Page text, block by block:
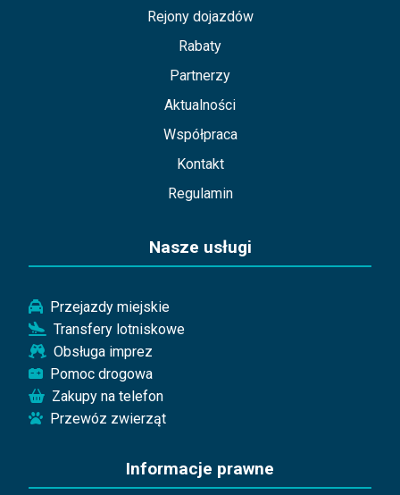
Rejony dojazdów
Rabaty
Partnerzy
Aktualności
Współpraca
Kontakt
Regulamin
Nasze usługi
Przejazdy miejskie
Transfery lotniskowe
Obsługa imprez
Pomoc drogowa
Zakupy na telefon
Przewóz zwierząt
Informacje prawne